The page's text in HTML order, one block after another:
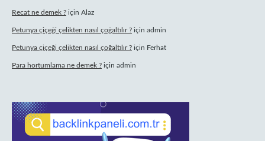
Recat ne demek ? için Alaz
Petunya çiçeği çelikten nasıl çoğaltılır ? için admin
Petunya çiçeği çelikten nasıl çoğaltılır ? için Ferhat
Para hortumlama ne demek ? için admin